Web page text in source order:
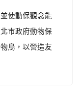
使動保觀念能
市政府動物保
鳥，以營造友